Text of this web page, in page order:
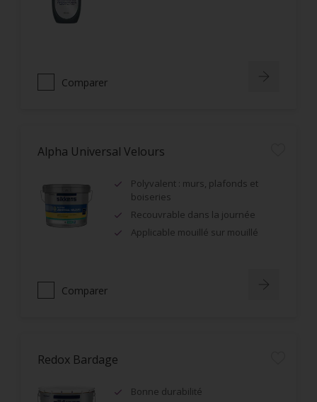
Comparer
Alpha Universal Velours
Polyvalent : murs, plafonds et
boiseries
Recouvrable dans la journée
Applicable mouillé sur mouillé
Comparer
Redox Bardage
Bonne durabilité